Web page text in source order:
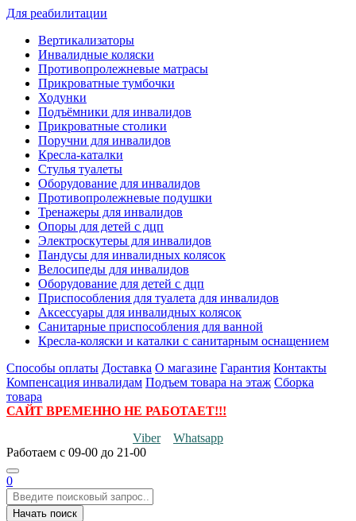
Для реабилитации
Вертикализаторы
Инвалидные коляски
Противопролежневые матрасы
Прикроватные тумбочки
Ходунки
Подъёмники для инвалидов
Прикроватные столики
Поручни для инвалидов
Кресла-каталки
Стулья туалеты
Оборудование для инвалидов
Противопролежневые подушки
Тренажеры для инвалидов
Опоры для детей с дцп
Электроскутеры для инвалидов
Пандусы для инвалидных колясок
Велосипеды для инвалидов
Оборудование для детей с дцп
Приспособления для туалета для инвалидов
Аксессуары для инвалидных колясок
Санитарные приспособления для ванной
Кресла-коляски и каталки с санитарным оснащением
Способы оплаты Доставка О магазине Гарантия Контакты
Компенсация инвалидам Подъем товара на этаж Сборка
товара
САЙТ ВРЕМЕННО НЕ РАБОТАЕТ!!!
Viber
Whatsapp
Работаем с 09-00 до 21-00
0
Начать поиск